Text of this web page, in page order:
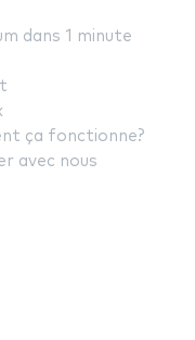
dans 1 minute
ça fonctionne?
avec nous